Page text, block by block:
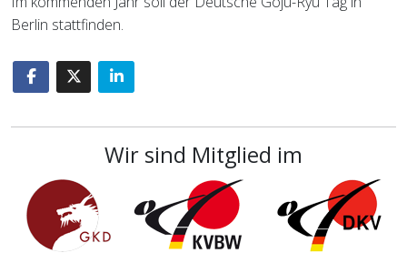
Berlin stattfinden.
Wir sind Mitglied im